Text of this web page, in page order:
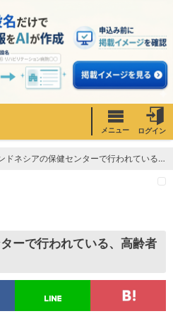
メニュー ログイン
ネシアの保健センターで行われている、高齢者への取り組み
ーで行われている、高齢者